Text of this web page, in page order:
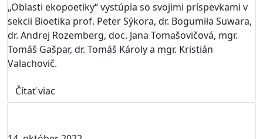
„Oblasti ekopoetiky“ vystúpia so svojimi príspevkami v
sekcii Bioetika prof. Peter Sýkora, dr. Bogumiła Suwara,
dr. Andrej Rozemberg, doc. Jana Tomašovičová, mgr.
Tomáš Gašpar, dr. Tomáš Károly a mgr. Kristián
Valachovič.
Čítať viac